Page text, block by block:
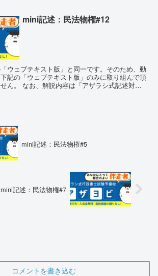
mini記述：民法物権#12
ウェブテキスト版」と同一です。そのため、動
記の「ウェブテキスト版」のみに取り組んで頂
ん。 なお、解説内容は「アザラシ式記述対策
mini記述：民法物権#5
mini記述：民法物権#7
コメントを書き込む